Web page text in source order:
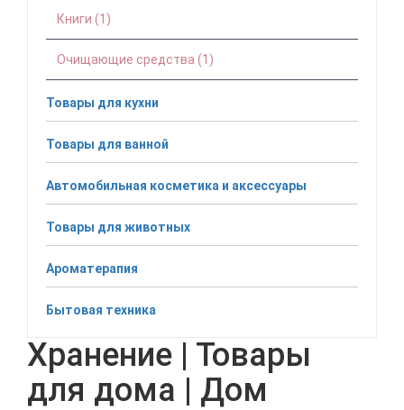
Книги (1)
Очищающие средства (1)
Товары для кухни
Товары для ванной
Автомобильная косметика и аксессуары
Товары для животных
Ароматерапия
Бытовая техника
Хранение | Товары
для дома | Дом